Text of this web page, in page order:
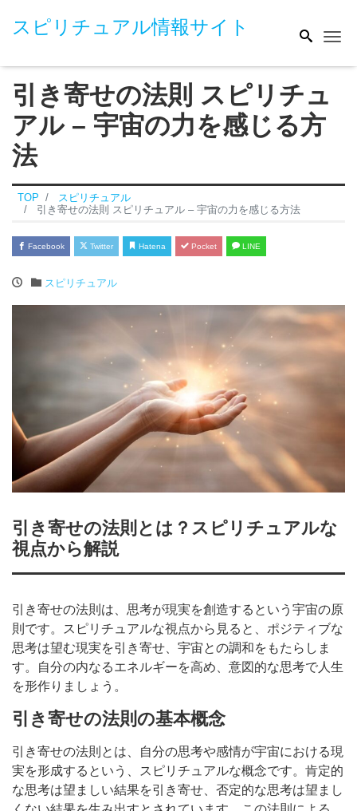
スピリチュアル情報サイト
引き寄せの法則 スピリチュ
アル – 宇宙の力を感じる方
法
TOP
スピリチュアル
引き寄せの法則 スピリチュアル – 宇宙の力を感じる方法
Facebook Twitter Hatena Pocket LINE
スピリチュアル
引き寄せの法則とは？スピリチュアルな
視点から解説
引き寄せの法則は、思考が現実を創造するという宇宙の原
則です。スピリチュアルな視点から見ると、ポジティブな
思考は望む現実を引き寄せ、宇宙との調和をもたらしま
す。自分の内なるエネルギーを高め、意図的な思考で人生
を形作りましょう。
引き寄せの法則の基本概念
引き寄せの法則とは、自分の思考や感情が宇宙における現
実を形成するという、スピリチュアルな概念です。肯定的
な思考は望ましい結果を引き寄せ、否定的な思考は望まし